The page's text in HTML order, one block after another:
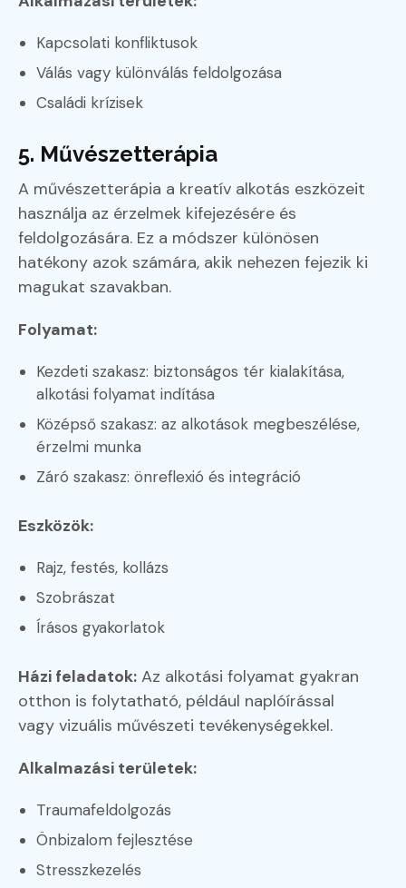
Kapcsolati konfliktusok
Válás vagy különválás feldolgozása
Családi krízisek
5. Művészetterápia
A művészetterápia a kreatív alkotás eszközeit
használja az érzelmek kifejezésére és
feldolgozására. Ez a módszer különösen
hatékony azok számára, akik nehezen fejezik ki
magukat szavakban.
Folyamat:
Kezdeti szakasz: biztonságos tér kialakítása,
alkotási folyamat indítása
Középső szakasz: az alkotások megbeszélése,
érzelmi munka
Záró szakasz: önreflexió és integráció
Eszközök:
Rajz, festés, kollázs
Szobrászat
Írásos gyakorlatok
Házi feladatok: Az alkotási folyamat gyakran
otthon is folytatható, például naplóírással
vagy vizuális művészeti tevékenységekkel.
Alkalmazási területek:
Traumafeldolgozás
Önbizalom fejlesztése
Stresszkezelés